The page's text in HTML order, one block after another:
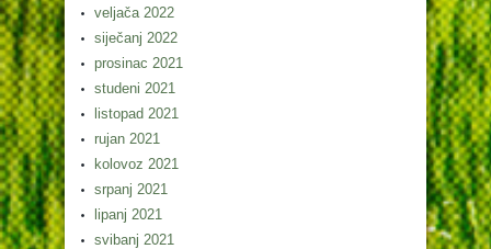
veljača 2022
siječanj 2022
prosinac 2021
studeni 2021
listopad 2021
rujan 2021
kolovoz 2021
srpanj 2021
lipanj 2021
svibanj 2021